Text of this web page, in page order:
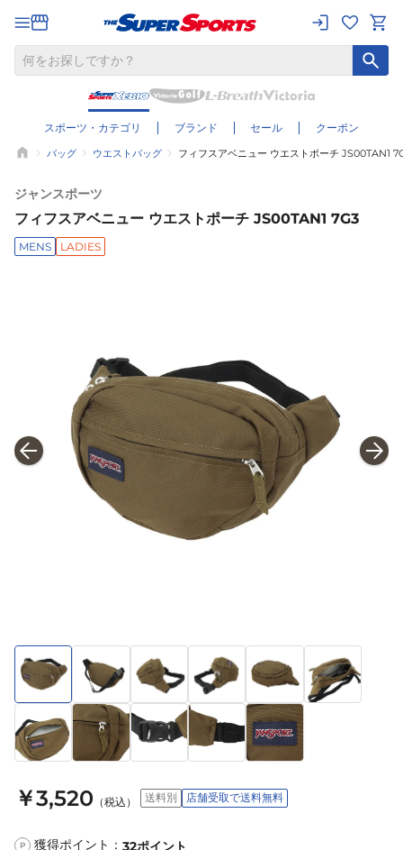
スポーツ・カテゴリ ブランド セール クーポン
バッグ ウエストバッグ フィフスアベニュー ウエストポーチ JS00TAN1
ジャンスポーツ
フィフスアベニュー ウエストポーチ JS00TAN1 7G3
MENS LADIES
￥3,520 （税込） 送料別 店舗受取で送料無料
P 獲得ポイント： 32ポイント